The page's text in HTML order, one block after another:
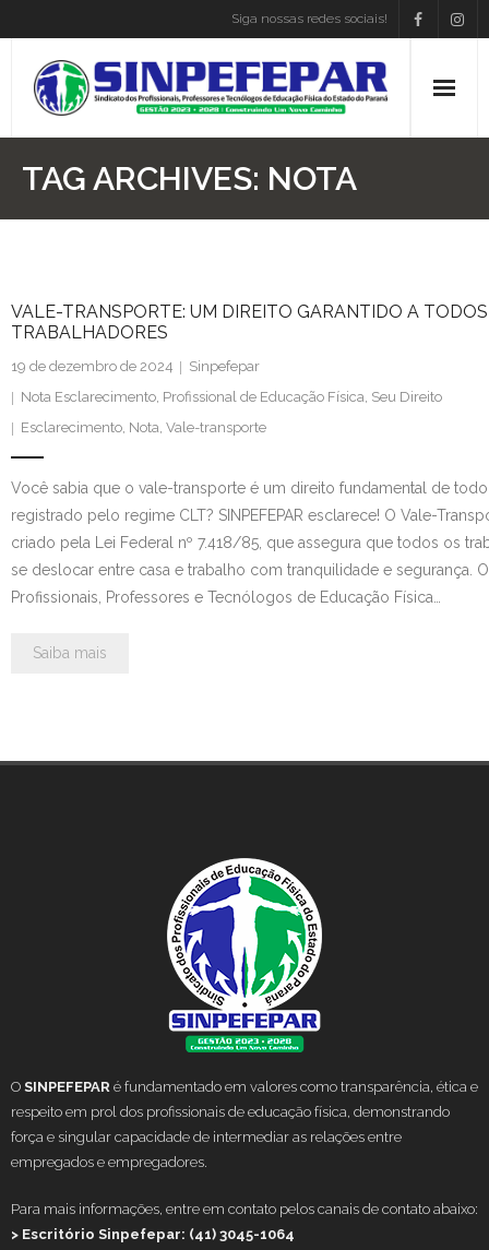
Siga nossas redes sociais!
Home
Institucional
Convenções
Associe-se
Empregos
Blog
Contato
TAG ARCHIVES: NOTA
VALE-TRANSPORTE: UM DIREITO GARANTIDO A
TRABALHADORES
19 de dezembro de 2024
Sinpefepar
Nota Esclarecimento, Profissional de Educação Física, Seu Direito
Esclarecimento, Nota, Vale-transporte
Você sabia que o vale-transporte é um direito fundamental de
registrado pelo regime CLT? SINPEFEPAR esclarece! O Vale-
criado pela Lei Federal nº 7.418/85, que assegura que todos os
se deslocar entre casa e trabalho com tranquilidade e segurança.
Profissionais, Professores e Tecnólogos de Educação Física…
Saiba mais
O SINPEFEPAR é fundamentado em valores como transparência, ética e
respeito em prol dos profissionais de educação física, demonstrando
força e singular capacidade de intermediar as relações entre
empregados e empregadores.
Para mais informações, entre em contato pelos canais de contato abaixo:
> Escritório Sinpefepar: (41) 3045-1064